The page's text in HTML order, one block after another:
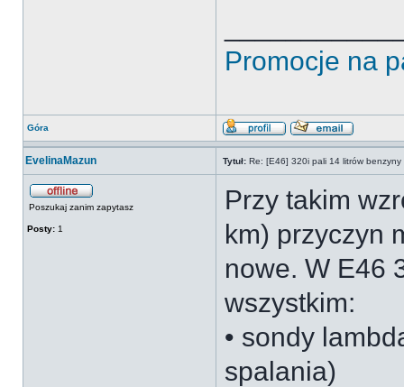
Promocje na
Góra
EvelinaMazun Tytuł: Re: [E46] 320i pali 14 litrów
Poszukaj zanim zapytasz
Posty: 1
Przy takim
km) przyczyn
nowe. W E46
wszystkim:
• sondy
spalania)